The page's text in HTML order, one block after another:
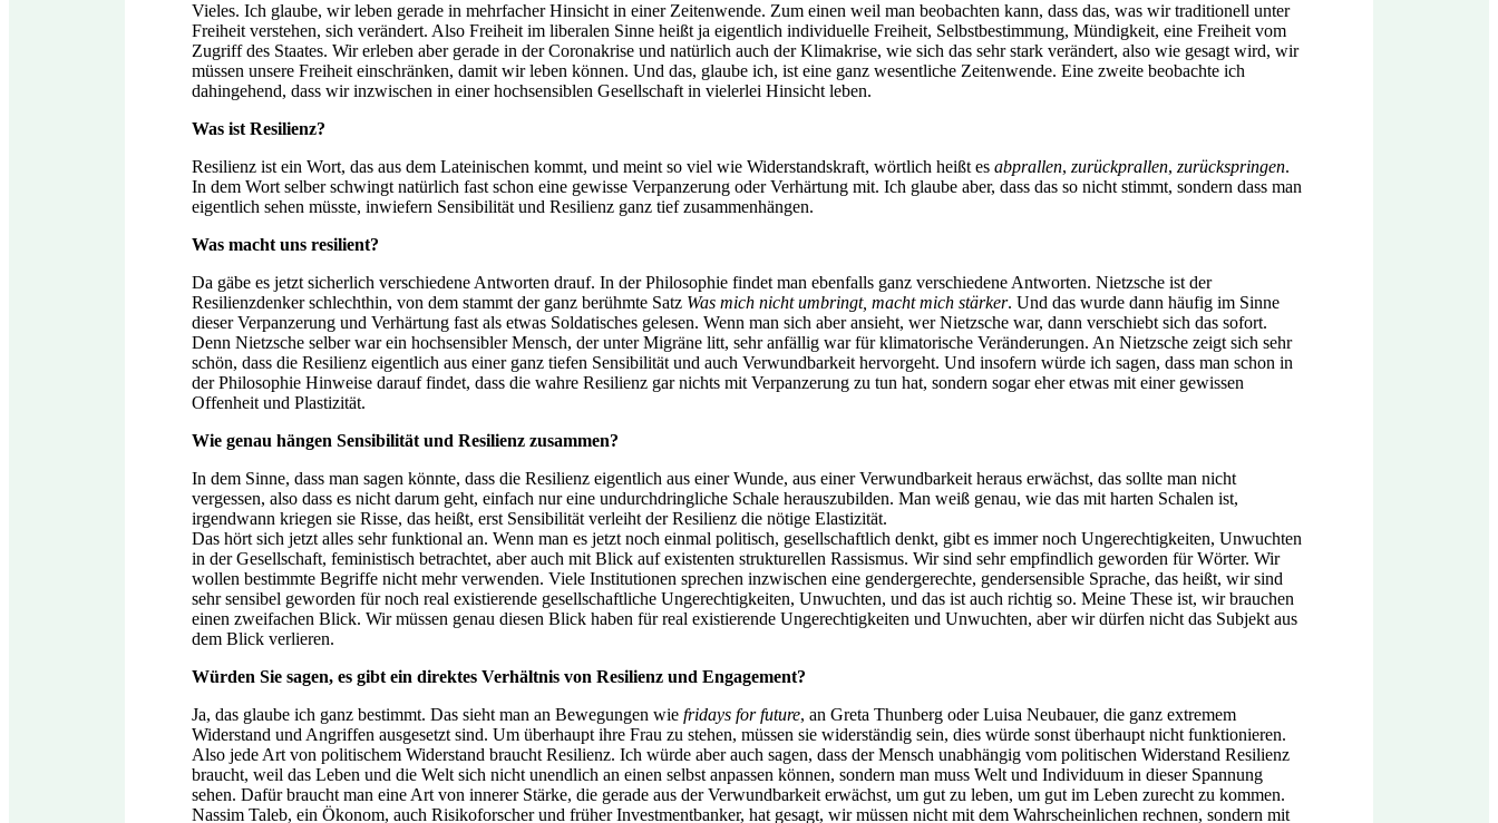
Vieles. Ich glaube, wir leben gerade in mehrfacher Hinsicht in einer Zeitenwende. Zum einen weil man beobachten kann, dass das, was wir traditionell unter
Freiheit verstehen, sich verändert. Also Freiheit im liberalen Sinne heißt ja eigentlich individuelle Freiheit, Selbstbestimmung, Mündigkeit, eine Freiheit vom
Zugriff des Staates. Wir erleben aber gerade in der Coronakrise und natürlich auch der Klimakrise, wie sich das sehr stark verändert, also wie gesagt wird, wir
müssen unsere Freiheit einschränken, damit wir leben können. Und das, glaube ich, ist eine ganz wesentliche Zeitenwende. Eine zweite beobachte ich
dahingehend, dass wir inzwischen in einer hochsensiblen Gesellschaft in vielerlei Hinsicht leben.
Was ist Resilienz?
Resilienz ist ein Wort, das aus dem Lateinischen kommt, und meint so viel wie Widerstandskraft, wörtlich heißt es abprallen, zurückprallen, zurückspringen.
In dem Wort selber schwingt natürlich fast schon eine gewisse Verpanzerung oder Verhärtung mit. Ich glaube aber, dass das so nicht stimmt, sondern dass man
eigentlich sehen müsste, inwiefern Sensibilität und Resilienz ganz tief zusammenhängen.
Was macht uns resilient?
Da gäbe es jetzt sicherlich verschiedene Antworten drauf. In der Philosophie findet man ebenfalls ganz verschiedene Antworten. Nietzsche ist der
Resilienzdenker schlechthin, von dem stammt der ganz berühmte Satz Was mich nicht umbringt, macht mich stärker. Und das wurde dann häufig im Sinne
dieser Verpanzerung und Verhärtung fast als etwas Soldatisches gelesen. Wenn man sich aber ansieht, wer Nietzsche war, dann verschiebt sich das sofort.
Denn Nietzsche selber war ein hochsensibler Mensch, der unter Migräne litt, sehr anfällig war für klimatorische Veränderungen. An Nietzsche zeigt sich sehr
schön, dass die Resilienz eigentlich aus einer ganz tiefen Sensibilität und auch Verwundbarkeit hervorgeht. Und insofern würde ich sagen, dass man schon in
der Philosophie Hinweise darauf findet, dass die wahre Resilienz gar nichts mit Verpanzerung zu tun hat, sondern sogar eher etwas mit einer gewissen
Offenheit und Plastizität.
Wie genau hängen Sensibilität und Resilienz zusammen?
In dem Sinne, dass man sagen könnte, dass die Resilienz eigentlich aus einer Wunde, aus einer Verwundbarkeit heraus erwächst, das sollte man nicht
vergessen, also dass es nicht darum geht, einfach nur eine undurchdringliche Schale herauszubilden. Man weiß genau, wie das mit harten Schalen ist,
irgendwann kriegen sie Risse, das heißt, erst Sensibilität verleiht der Resilienz die nötige Elastizität.
Das hört sich jetzt alles sehr funktional an. Wenn man es jetzt noch einmal politisch, gesellschaftlich denkt, gibt es immer noch Ungerechtigkeiten, Unwuchten
in der Gesellschaft, feministisch betrachtet, aber auch mit Blick auf existenten strukturellen Rassismus. Wir sind sehr empfindlich geworden für Wörter. Wir
wollen bestimmte Begriffe nicht mehr verwenden. Viele Institutionen sprechen inzwischen eine gendergerechte, gendersensible Sprache, das heißt, wir sind
sehr sensibel geworden für noch real existierende gesellschaftliche Ungerechtigkeiten, Unwuchten, und das ist auch richtig so. Meine These ist, wir brauchen
einen zweifachen Blick. Wir müssen genau diesen Blick haben für real existierende Ungerechtigkeiten und Unwuchten, aber wir dürfen nicht das Subjekt aus
dem Blick verlieren.
Würden Sie sagen, es gibt ein direktes Verhältnis von Resilienz und Engagement?
Ja, das glaube ich ganz bestimmt. Das sieht man an Bewegungen wie fridays for future, an Greta Thunberg oder Luisa Neubauer, die ganz extremem
Widerstand und Angriffen ausgesetzt sind. Um überhaupt ihre Frau zu stehen, müssen sie widerständig sein, dies würde sonst überhaupt nicht funktionieren.
Also jede Art von politischem Widerstand braucht Resilienz. Ich würde aber auch sagen, dass der Mensch unabhängig vom politischen Widerstand Resilienz
braucht, weil das Leben und die Welt sich nicht unendlich an einen selbst anpassen können, sondern man muss Welt und Individuum in dieser Spannung
sehen. Dafür braucht man eine Art von innerer Stärke, die gerade aus der Verwundbarkeit erwächst, um gut zu leben, um gut im Leben zurecht zu kommen.
Nassim Taleb, ein Ökonom, auch Risikoforscher und früher Investmentbanker, hat gesagt, wir müssen nicht mit dem Wahrscheinlichen rechnen, sondern mit